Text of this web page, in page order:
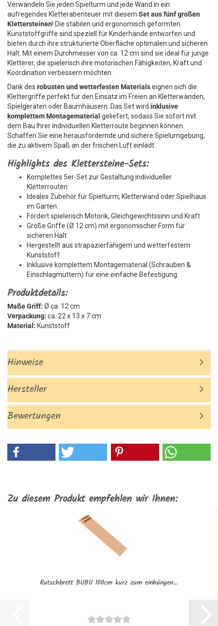
Verwandeln Sie jeden Spielturm und jede Wand in ein
aufregendes Kletterabenteuer mit diesem Set aus fünf großen
Klettersteinen! Die stabilen und ergonomisch geformten
Kunststoffgriffe sind speziell für Kinderhände entworfen und
bieten durch ihre strukturierte Oberfläche optimalen und sicheren
Halt. Mit einem Durchmesser von ca. 12 cm sind sie ideal für junge
Kletterer, die spielerisch ihre motorischen Fähigkeiten, Kraft und
Koordination verbessern möchten.
Dank des robusten und wetterfesten Materialseignen sich die
Klettergriffe perfekt für den Einsatz im Freien an Kletterwänden,
Spielgeräten oder Baumhäusern. Das Set wird inklusive
komplettem Montagematerial geliefert, sodass Sie sofort mit
dem Bau Ihrer individuellen Kletterroute beginnen können.
Schaffen Sie eine herausfordernde und sichere Spielumgebung,
die zu aktivem Spaß an der frischen Luft einlädt.
Highlights des Klettersteine-Sets:
Komplettes 5er-Set zur Gestaltung individueller
Kletterrouten
Ideales Zubehör für Spielturm, Kletterwand oder Spielhaus
im Garten
Fördert spielerisch Motorik, Gleichgewichtssinn und Kraft
Große Griffe (Ø 12 cm) mit ergonomischer Form für
sicheren Halt
Hergestellt aus strapazierfähigem und wetterfestem
Kunststoff
Inklusive komplettem Montagematerial (Schrauben &
Einschlagmuttern) für eine einfache Befestigung
Produktdetails:
Maße Griff: Ø ca. 12 cm
Verpackung: ca. 22 x 13 x 7 cm
Material: Kunststoff
Hinweise
Hersteller
Bewertungen
Zu diesem Produkt empfehlen wir Ihnen:
Rutschbrett BUBU 100cm kurz zum einhängen...